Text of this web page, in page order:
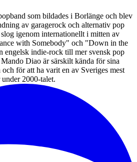
som bildades i Borlänge och blev
av garagerock och alternativ pop
igenom internationellt i mitten av
with Somebody" och "Down in the
engelsk indie-rock till mer svensk pop
Diao är särskilt kända för sina
för att ha varit en av Sveriges mest
2000-talet.